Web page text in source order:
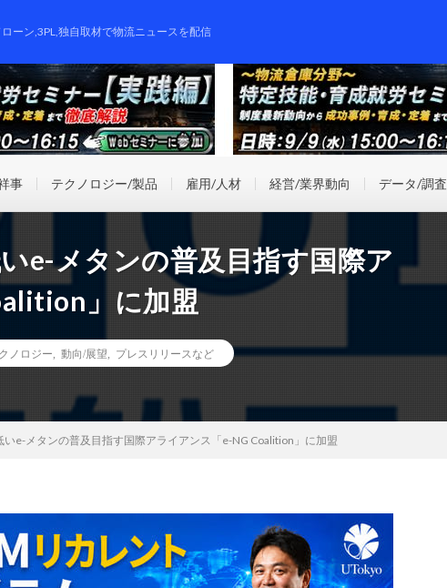
ーン,3PL,独自取材で物流ニュースを配信
事 テクノロジー/製品 雇用/人材 経営/業界動向 データ/調査
e-メタンの普及目指す国際ア
」に加盟
ノロジー 動向/展望 プレスリリースなど
e-メタンの普及目指す国際アライアンス「e-NG Coalition」に加盟